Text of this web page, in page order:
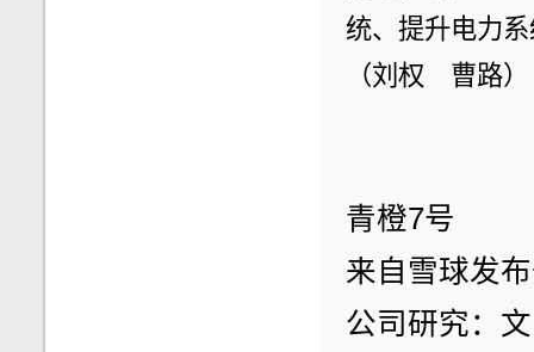
统、提升电力
（刘权　曹路）
青橙7号
来自雪球发
公司研究：